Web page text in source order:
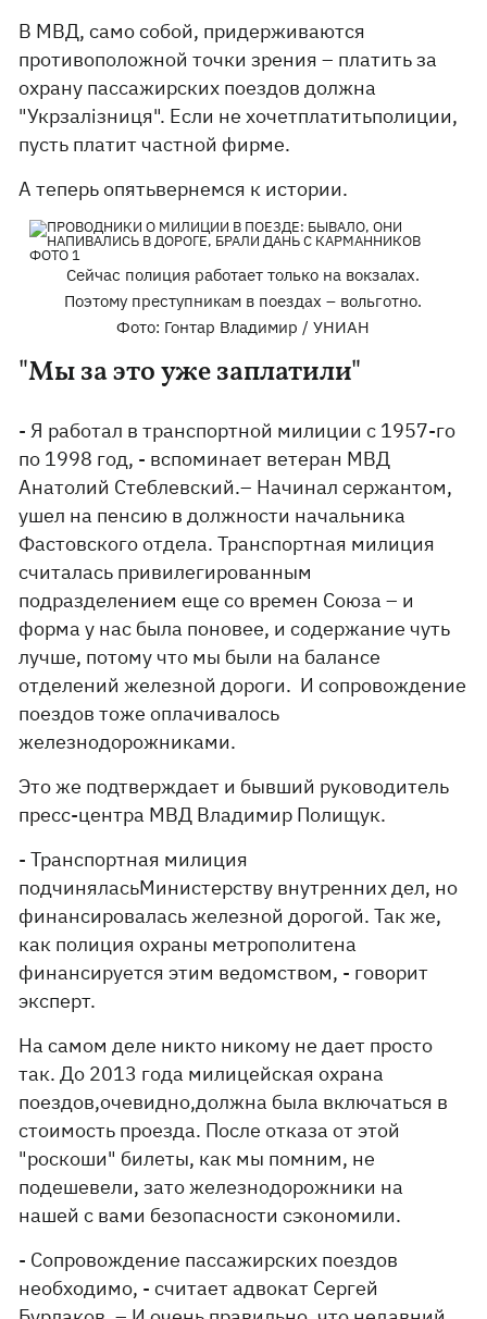
В МВД, само собой, придерживаются
противоположной точки зрения – платить за
охрану пассажирских поездов должна
"Укрзалізниця". Если не хочетплатитьполиции,
пусть платит частной фирме.
А теперь опятьвернемся к истории.
Сейчас полиция работает только на вокзалах.
Поэтому преступникам в поездах – вольготно.
Фото: Гонтар Владимир / УНИАН
"Мы за это уже заплатили"
- Я работал в транспортной милиции с 1957-го
по 1998 год, - вспоминает ветеран МВД
Анатолий Стеблевский.– Начинал сержантом,
ушел на пенсию в должности начальника
Фастовского отдела. Транспортная милиция
считалась привилегированным
подразделением еще со времен Союза – и
форма у нас была поновее, и содержание чуть
лучше, потому что мы были на балансе
отделений железной дороги. И сопровождение
поездов тоже оплачивалось
железнодорожниками.
Это же подтверждает и бывший руководитель
пресс-центра МВД Владимир Полищук.
- Транспортная милиция
подчиняласьМинистерству внутренних дел, но
финансировалась железной дорогой. Так же,
как полиция охраны метрополитена
финансируется этим ведомством, - говорит
эксперт.
На самом деле никто никому не дает просто
так. До 2013 года милицейская охрана
поездов,очевидно,должна была включаться в
стоимость проезда. После отказа от этой
"роскоши" билеты, как мы помним, не
подешевели, зато железнодорожники на
нашей с вами безопасности сэкономили.
- Сопровождение пассажирских поездов
необходимо, - считает адвокат Сергей